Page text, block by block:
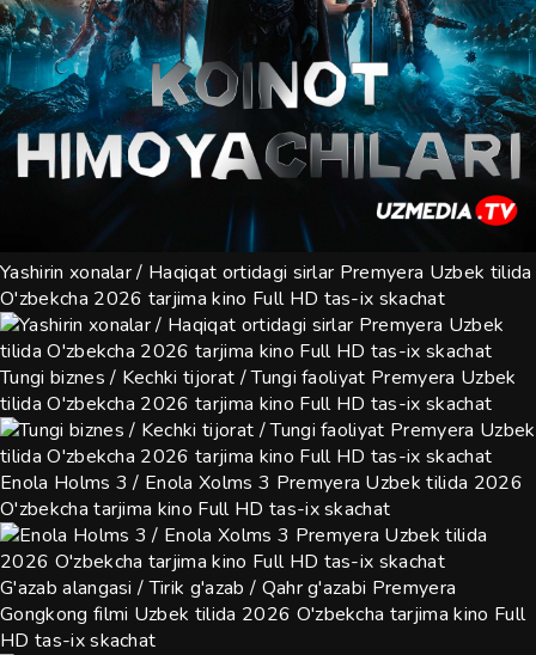
Yashirin xonalar / Haqiqat ortidagi sirlar Premyera Uzbek tilida
O'zbekcha 2026 tarjima kino Full HD tas-ix skachat
Tungi biznes / Kechki tijorat / Tungi faoliyat Premyera Uzbek
tilida O'zbekcha 2026 tarjima kino Full HD tas-ix skachat
Enola Holms 3 / Enola Xolms 3 Premyera Uzbek tilida 2026
O'zbekcha tarjima kino Full HD tas-ix skachat
G'azab alangasi / Tirik g'azab / Qahr g'azabi Premyera
Gongkong filmi Uzbek tilida 2026 O'zbekcha tarjima kino Full
HD tas-ix skachat